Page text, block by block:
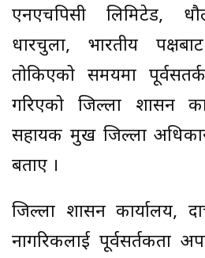
एनएचपिसी लिमिटेड,
धारचुला, भारतीय
तोकिएको समयमा
गरिएको जिल्ला प्रशासन
सहायक प्रमुख जिल्ला
बताए ।
जिल्ला प्रशासन कार्यालय,
नागरिकलाई पूर्वसर्तकता